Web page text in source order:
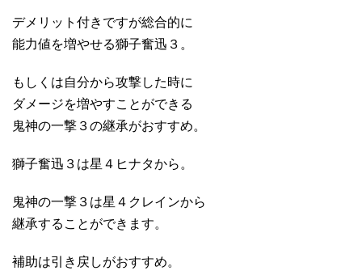
デメリット付きですが総合的に
能力値を増やせる獅子奮迅３。
もしくは自分から攻撃した時に
ダメージを増やすことができる
鬼神の一撃３の継承がおすすめ。
獅子奮迅３は星４ヒナタから。
鬼神の一撃３は星４クレインから
継承することができます。
補助は引き戻しがおすすめ。